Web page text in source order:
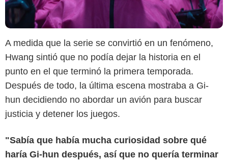
A medida que la serie se convirtió en un fenómeno,
Hwang sintió que no podía dejar la historia en el
punto en el que terminó la primera temporada.
Después de todo, la última escena mostraba a Gi-
hun decidiendo no abordar un avión para buscar
justicia y detener los juegos.
"Sabía que había mucha curiosidad sobre qué
haría Gi-hun después, así que no quería terminar